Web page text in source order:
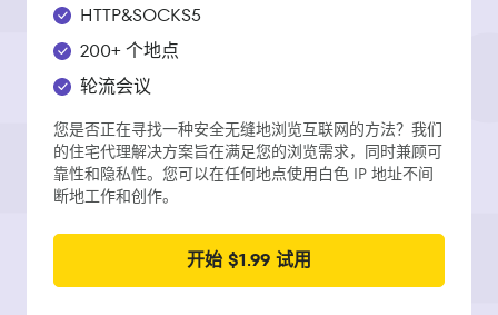
HTTP&SOCKS5
200+ 个地点
轮流会议
您是否正在寻找一种安全无缝地浏览互联网的方法？我们
的住宅代理解决方案旨在满足您的浏览需求，同时兼顾可
靠性和隐私性。您可以在任何地点使用白色 IP 地址不间
断地工作和创作。
开始 $1.99 试用